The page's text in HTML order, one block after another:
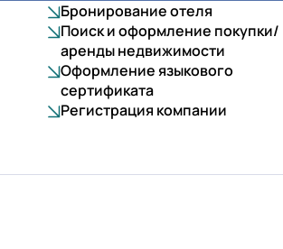
Бронирование отеля
Поиск и оформление покупки/
аренды недвижимости
Оформление языкового
сертификата
Регистрация компании